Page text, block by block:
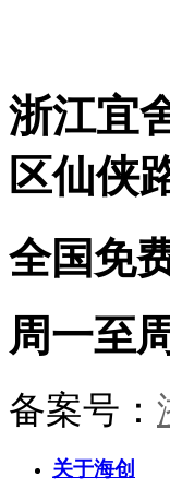
浙江宜
区仙侠
全国免
周一至
备案号：
关于海创